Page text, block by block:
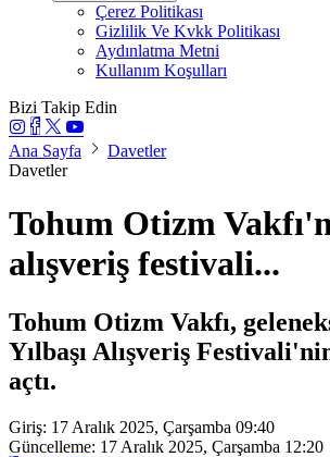
Çerez Politikası
Gizlilik Ve Kvkk Politikası
Aydınlatma Metni
Kullanım Koşulları
Bizi Takip Edin
Ana Sayfa
Davetler
Davetler
Tohum Otizm
alışveriş festivali...
Tohum Otizm Vakfı,
Yılbaşı Alışveriş
açtı.
Giriş: 17 Aralık 2025, Çarşamba 09:40
Güncelleme: 17 Aralık 2025, Çarşamba 12:20